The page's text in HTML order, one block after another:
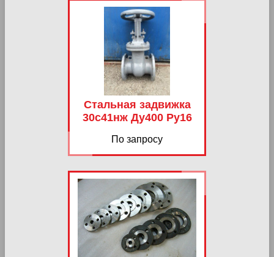
Стальная задвижка
30с41нж Ду400 Ру16
По запросу